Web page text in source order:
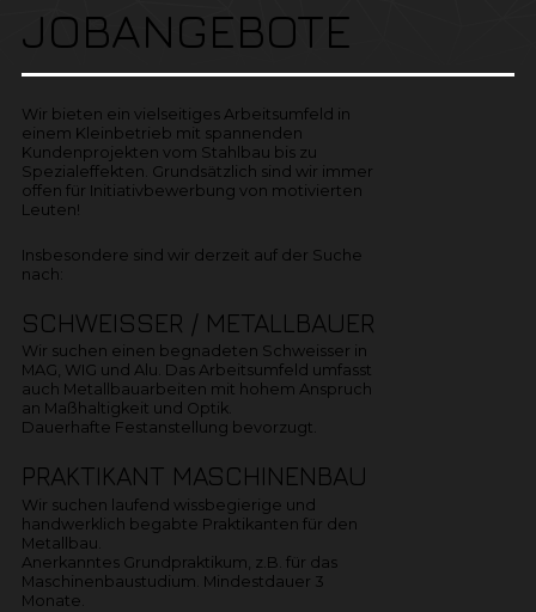
JOBANGEBOTE
Wir bieten ein vielseitiges Arbeitsumfeld in
einem Kleinbetrieb mit spannenden
Kundenprojekten vom Stahlbau bis zu
Spezialeffekten. Grundsätzlich sind wir immer
offen für Initiativbewerbung von motivierten
Leuten!
Insbesondere sind wir derzeit auf der Suche
nach:
SCHWEISSER / METALLBAUER
Wir suchen einen begnadeten Schweisser in
MAG, WIG und Alu. Das Arbeitsumfeld umfasst
auch Metallbauarbeiten mit hohem Anspruch
an Maßhaltigkeit und Optik.
Dauerhafte Festanstellung bevorzugt.
PRAKTIKANT MASCHINENBAU
Wir suchen laufend wissbegierige und
handwerklich begabte Praktikanten für den
Metallbau.
Anerkanntes Grundpraktikum, z.B. für das
Maschinenbaustudium. Mindestdauer 3
Monate.